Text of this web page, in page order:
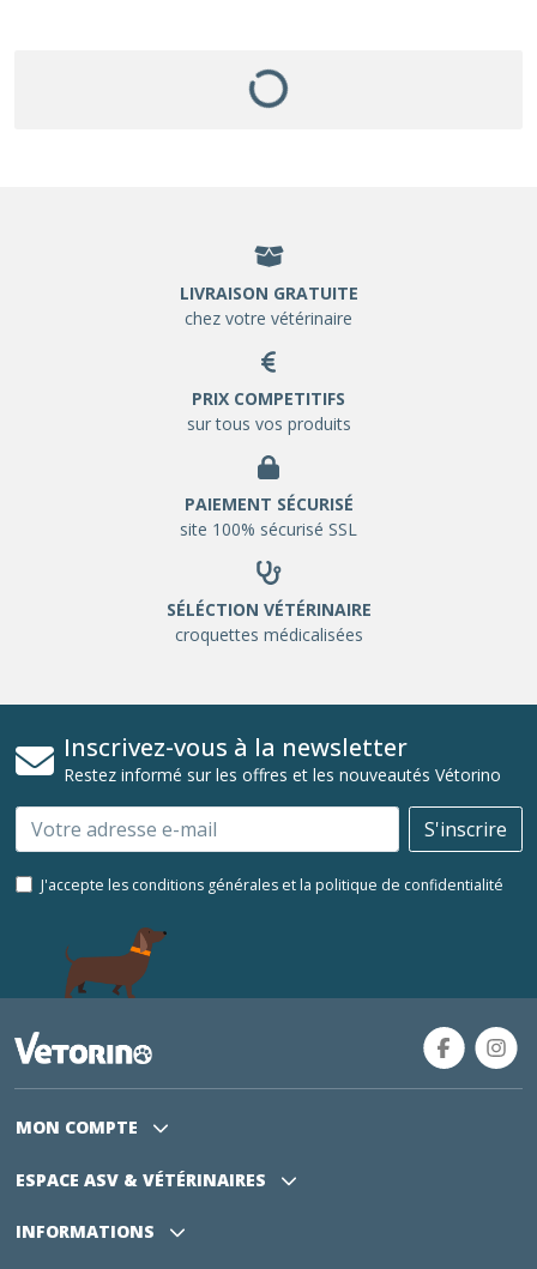
LIVRAISON GRATUITE
chez votre vétérinaire
PRIX COMPETITIFS
sur tous vos produits
PAIEMENT SÉCURISÉ
site 100% sécurisé SSL
SÉLÉCTION VÉTÉRINAIRE
croquettes médicalisées
Inscrivez-vous à la newsletter
Restez informé sur les offres et les nouveautés Vétorino
Email S'inscrire
J'accepte les conditions générales et la politique de confidentialité
MON COMPTE
ESPACE ASV & VÉTÉRINAIRES
INFORMATIONS